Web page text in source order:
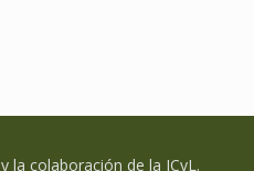
y la colaboración de la JCyL.